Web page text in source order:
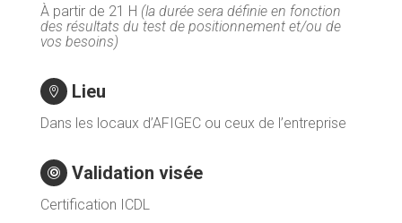
À partir de 21 H (la durée sera définie en fonction
des résultats du test de positionnement et/ou de
vos besoins)
 Lieu
Dans les locaux d’AFIGEC ou ceux de l’entreprise
 Validation visée
Certification ICDL